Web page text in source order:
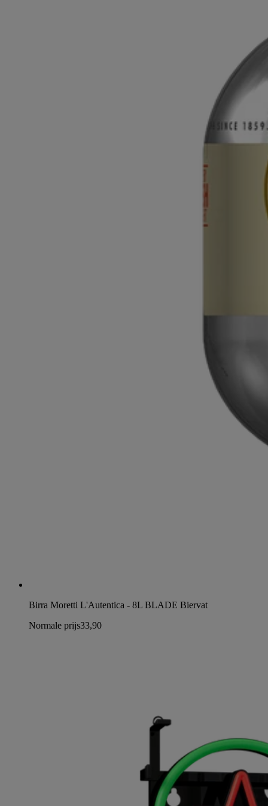
Birra Moretti L'Autentica - 8L BLADE Biervat
Normale prijs33,90